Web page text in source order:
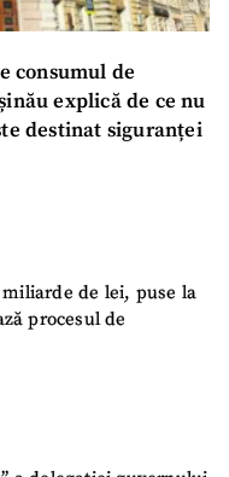
consumul de
explică de ce nu
destinat siguranței
de lei, puse la
procesul de